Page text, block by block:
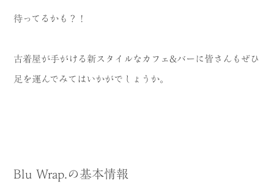
待ってるかも？！
古着屋が手がける新スタイルなカフェ&バーに皆さんもぜひ
足を運んでみてはいかがでしょうか。
Blu Wrap.の基本情報